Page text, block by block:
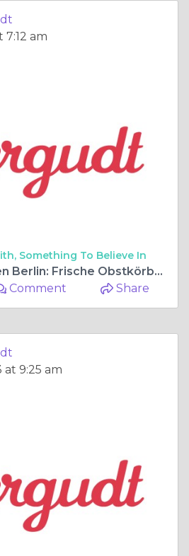
7:12 am
Something To Believe In
Obstkorb Bestellen Berlin: Frische Obstkörbe für Unternehmen mit obergudt
Comment Share
at 9:25 am